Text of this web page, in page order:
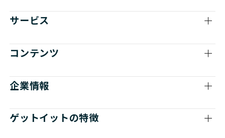
サービス
コンテンツ
企業情報
ゲットイットの特徴